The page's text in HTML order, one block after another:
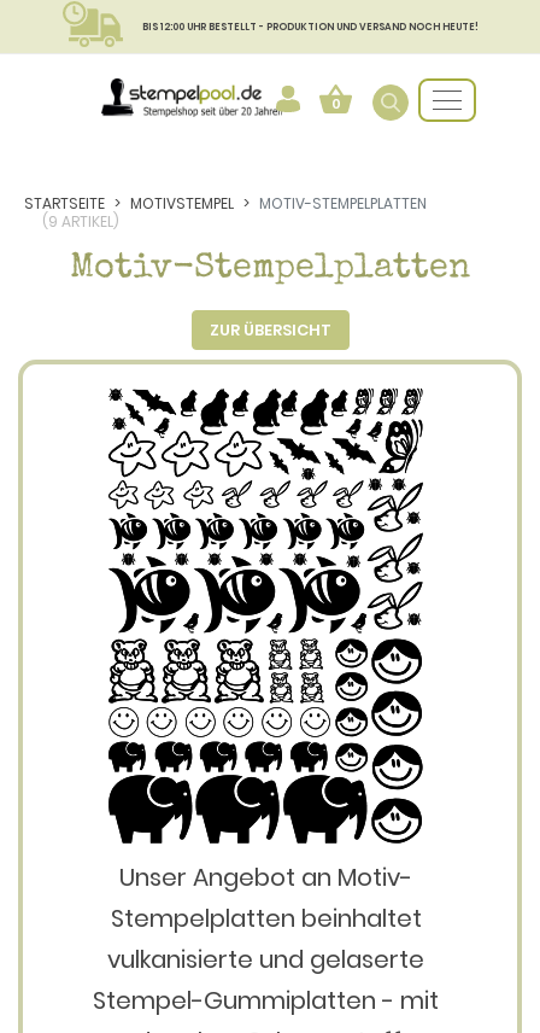
BIS 12:00 UHR BESTELLT - PRODUKTION UND VERSAND NOCH HEUTE!
0
STARTSEITE MOTIVSTEMPEL
MOTIV-STEMPELPLATTEN
(9 ARTIKEL)
Motiv-Stempelplatten
ZUR ÜBERSICHT
Unser Angebot an Motiv-
Stempelplatten beinhaltet
vulkanisierte und gelaserte
Stempel-Gummiplatten - mit